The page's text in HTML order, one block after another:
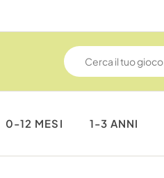
0-12 MESI 1-3 ANNI